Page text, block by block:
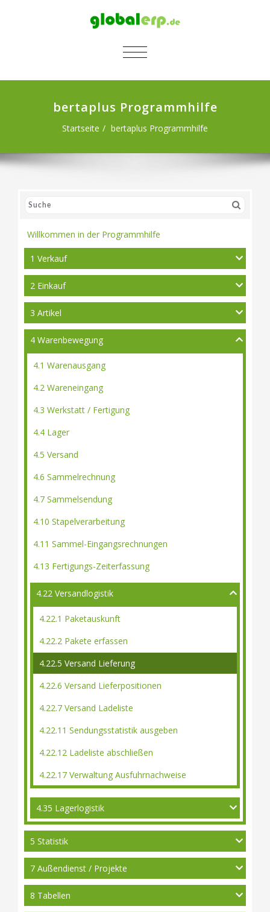
SCHALTE NAVIGATION
bertaplus Programmhilfe
Startseite bertaplus Programmhilfe
Willkommen in der Programmhilfe
1 Verkauf
2 Einkauf
3 Artikel
4 Warenbewegung
4.1 Warenausgang
4.2 Wareneingang
4.3 Werkstatt / Fertigung
4.4 Lager
4.5 Versand
4.6 Sammelrechnung
4.7 Sammelsendung
4.10 Stapelverarbeitung
4.11 Sammel-Eingangsrechnungen
4.13 Fertigungs-Zeiterfassung
4.22 Versandlogistik
4.22.1 Paketauskunft
4.22.2 Pakete erfassen
4.22.5 Versand Lieferung
4.22.6 Versand Lieferpositionen
4.22.7 Versand Ladeliste
4.22.11 Sendungsstatistik ausgeben
4.22.12 Ladeliste abschließen
4.22.17 Verwaltung Ausfuhrnachweise
4.35 Lagerlogistik
5 Statistik
7 Außendienst / Projekte
8 Tabellen